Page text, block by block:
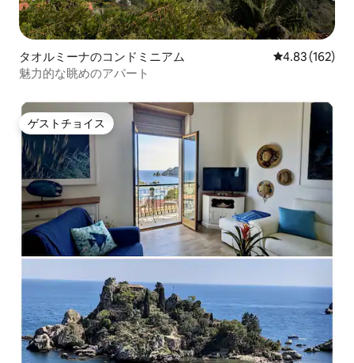
タオルミーナのコンドミニアム レビュー162
4.83 (162)
魅力的な眺めのアパート
ゲストチョイス
ゲストチョイス